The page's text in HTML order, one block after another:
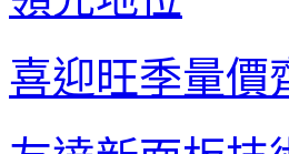
喜迎旺季量價